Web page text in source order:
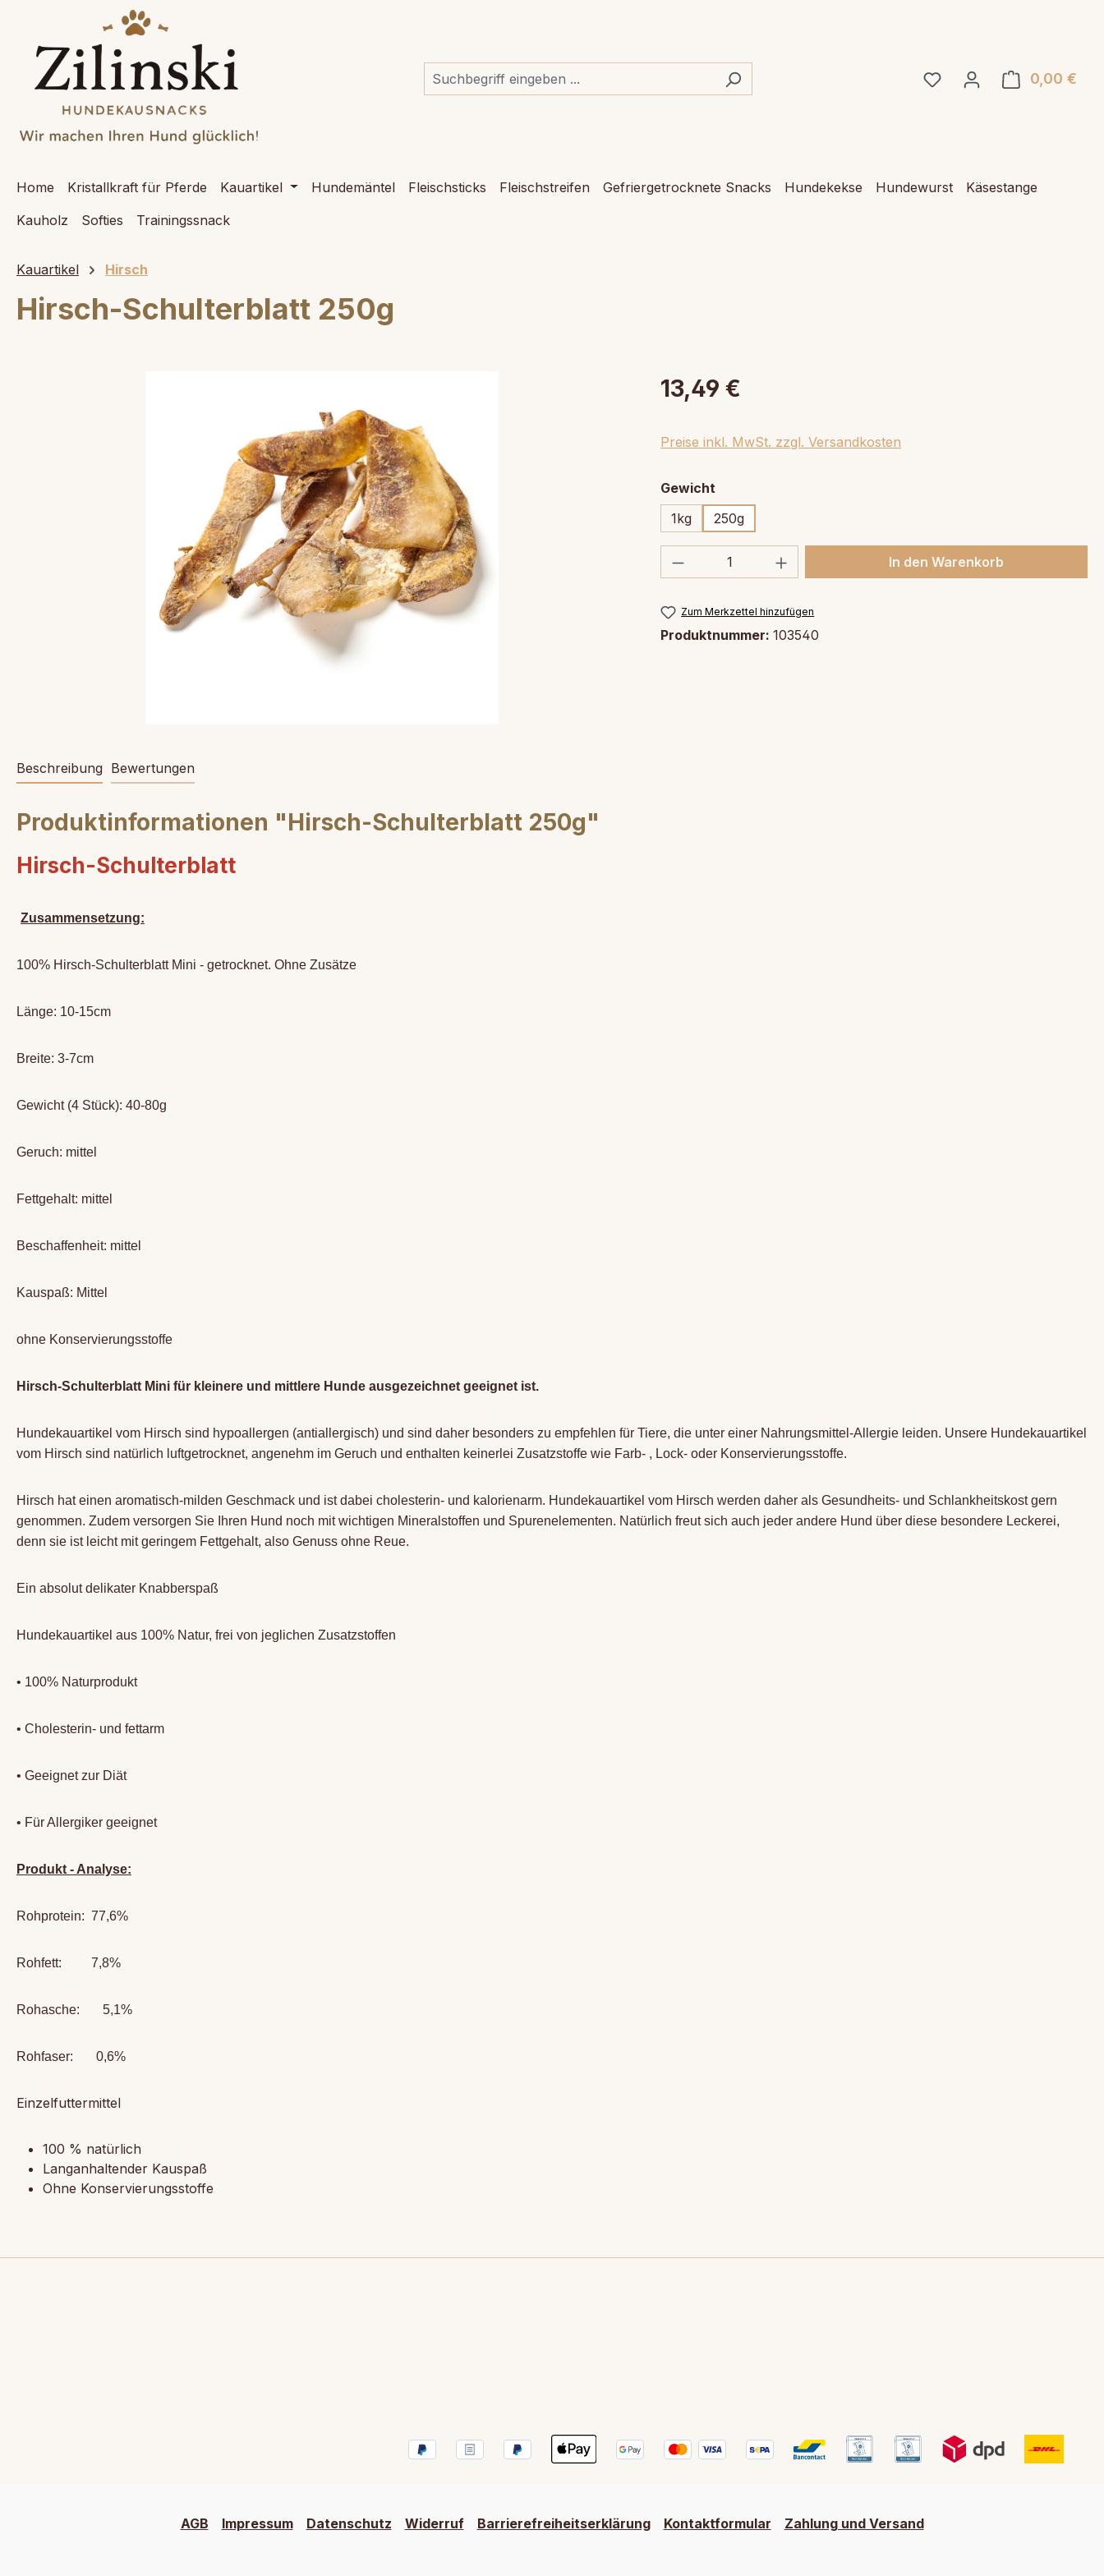
Zur Hauptnavigation springen
0,00 €
Home Kristallkraft für Pferde Kauartikel Hundemäntel Fleischsticks Fleischstreifen Gefriergetrocknete Snacks Hundekekse Hundewurst
Käsestange
Kauholz
Softies Trainingssnack
Kauartikel Hirsch
Hirsch-Schulterblatt 250g
13,49 €
Preise inkl. MwSt. zzgl. Versandkosten
Gewicht
1kg
250g
Produkt Anzahl: Gib den gewünschten Wert
In den Warenkorb
Zum Merkzettel hinzufügen
Produktnummer: 103540
Beschreibung Bewertungen
Produktinformationen "Hirsch-Schulterblatt 250g"
Hirsch-Schulterblatt
Zusammensetzung:
100% Hirsch-Schulterblatt Mini - getrocknet. Ohne Zusätze
Länge: 10-15cm
Breite: 3-7cm
Gewicht (4 Stück): 40-80g
Geruch: mittel
Fettgehalt: mittel
Beschaffenheit: mittel
Kauspaß: Mittel
ohne Konservierungsstoffe
Hirsch-Schulterblatt Mini für kleinere und mittlere Hunde ausgezeichnet geeignet ist.
Hundekauartikel vom Hirsch sind hypoallergen (antiallergisch) und sind daher besonders zu empfehlen für Tiere, die unter einer Nahrungsmittel-Allergie leiden. Unsere Hundekauartikel
vom Hirsch sind natürlich luftgetrocknet, angenehm im Geruch und enthalten keinerlei Zusatzstoffe wie Farb- , Lock- oder Konservierungsstoffe.
Hirsch hat einen aromatisch-milden Geschmack und ist dabei cholesterin- und kalorienarm. Hundekauartikel vom Hirsch werden daher als Gesundheits- und Schlankheitskost gern
genommen. Zudem versorgen Sie Ihren Hund noch mit wichtigen Mineralstoffen und Spurenelementen. Natürlich freut sich auch jeder andere Hund über diese besondere Leckerei,
denn sie ist leicht mit geringem Fettgehalt, also Genuss ohne Reue.
Ein absolut delikater Knabberspaß
Hundekauartikel aus 100% Natur, frei von jeglichen Zusatzstoffen
• 100% Naturprodukt
• Cholesterin- und fettarm
• Geeignet zur Diät
• Für Allergiker geeignet
Produkt - Analyse:
Rohprotein: 77,6%
Rohfett: 7,8%
Rohasche: 5,1%
Rohfaser: 0,6%
Einzelfuttermittel
100 % natürlich
Langanhaltender Kauspaß
Ohne Konservierungsstoffe
AGB Impressum Datenschutz Widerruf Barrierefreiheitserklärung Kontaktformular Zahlung und Versand